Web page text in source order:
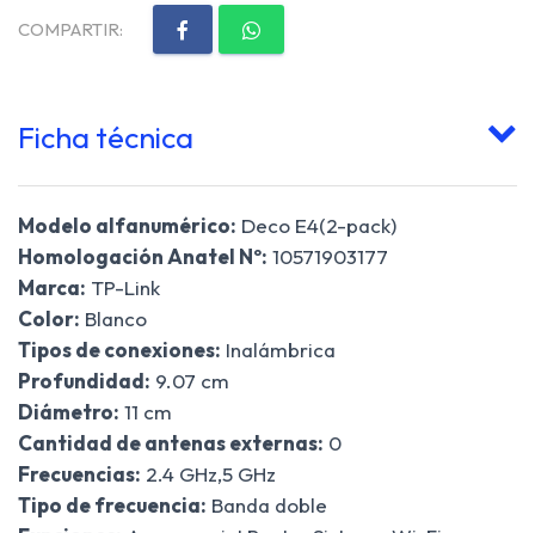
COMPARTIR:
Ficha técnica
Modelo alfanumérico: Deco E4(2-pack)
Homologación Anatel Nº: 10571903177
Marca: TP-Link
Color: Blanco
Tipos de conexiones: Inalámbrica
Profundidad: 9.07 cm
Diámetro: 11 cm
Cantidad de antenas externas: 0
Frecuencias: 2.4 GHz,5 GHz
Tipo de frecuencia: Banda doble